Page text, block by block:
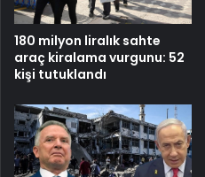
180 milyon liralık sahte
araç kiralama vurgunu: 52
kişi tutuklandı